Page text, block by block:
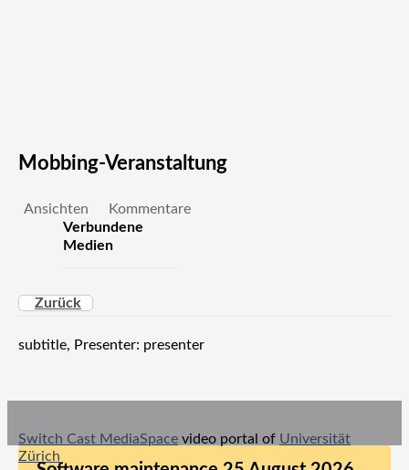
Mobbing-Veranstaltung
Ansichten
Kommentare
Verbundene
Medien
Zurück
subtitle, Presenter: presenter
Switch Cast MediaSpace video portal of Universität
Zürich